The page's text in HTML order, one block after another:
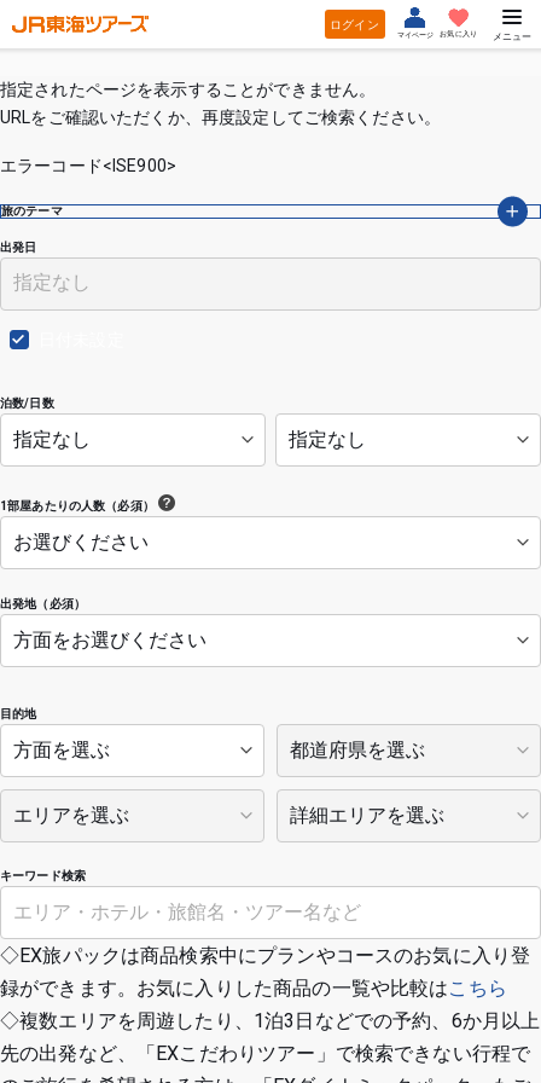
ログイン
マイページ お気に入り メニュー
指定されたページを表示することができません。
URLをご確認いただくか、再度設定してご検索ください。
エラーコード<ISE900>
出発地（必須）
出発日
泊数/日数
1部屋あたりの人数（必須）
目的地
キーワード検索
旅のテーマ
◇EX旅パックは商品検索中にプランやコースのお気に入り登
録ができます。お気に入りした商品の一覧や比較はこちら
◇複数エリアを周遊したり、1泊3日などでの予約、6か月以上
先の出発など、「EXこだわりツアー」で検索できない行程で